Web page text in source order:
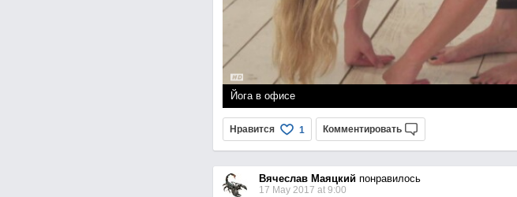
Йога в офисе
page
Нравится 1 Комментировать
Вячеслав Маяцкийпонравилось
17 May 2017 at 9:00